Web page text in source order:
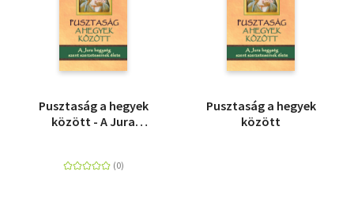
Történelem
Pusztaság a hegyek
között - A Jura
Pusztaság a hegyek
között